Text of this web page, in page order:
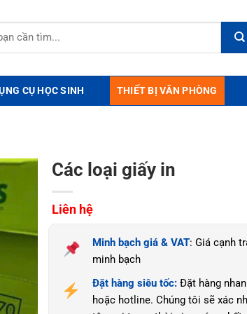
CỤ HỌC SINH THIẾT BỊ VĂN PHÒNG
Các loại giấy in
Liên hệ
Minh bạch giá & VAT: Giá cạnh
minh bạch
Đặt hàng siêu tốc:Đặt hàng
hoặc hotline. Chúng tôi sẽ xác